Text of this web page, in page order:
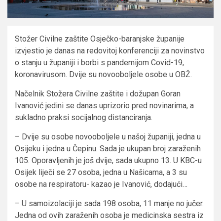
Stožer Civilne zaštite Osječko-baranjske županije
izvjestio je danas na redovitoj konferenciji za novinstvo
o stanju u županiji i borbi s pandemijom Covid-19,
koronavirusom. Dvije su novooboljele osobe u OBŽ.
Načelnik Stožera Civilne zaštite i dožupan Goran
Ivanović jedini se danas uprizorio pred novinarima, a
sukladno praksi socijalnog distanciranja.
– Dvije su osobe novooboljele u našoj županiji, jedna u
Osijeku i jedna u Čepinu. Sada je ukupan broj zaraženih
105. Oporavljenih je još dvije, sada ukupno 13. U KBC-u
Osijek liječi se 27 osoba, jedna u Našicama, a 3 su
osobe na respiratoru- kazao je Ivanović, dodajući…
– U samoizolaciji je sada 198 osoba, 11 manje no jučer.
Jedna od ovih zaraženih osoba je medicinska sestra iz